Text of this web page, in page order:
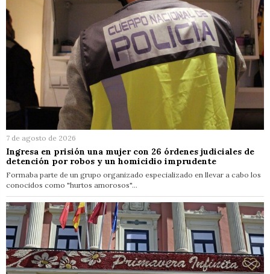
7 de agosto de 2026
Ingresa en prisión una mujer con 26 órdenes judiciales de
detención por robos y un homicidio imprudente
Formaba parte de un grupo organizado especializado en llevar a cabo los
conocidos como "hurtos amorosos"…